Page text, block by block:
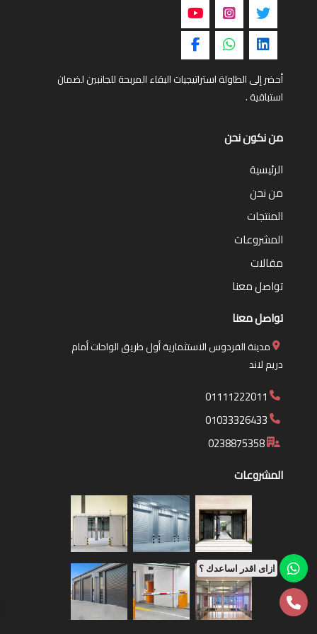
أحضر إلى الطاولة استراتيجيات البقاء المربحة للجانبين لضمان
استباقية .
من نكون نحن
الرئيسية
من نحن
المنتجات
المشروعات
مقالات
تواصل معنا
تواصل معنا
مدينة الفردوس الاستثمارية أول طريق الواحات أمام
دريم لاند
المشروعات
ازاى اقدر اساعدك ؟